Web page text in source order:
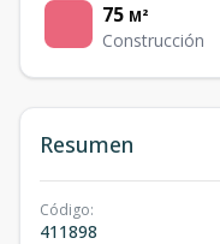
75 M²
Construcción
Resumen
Código:
411898